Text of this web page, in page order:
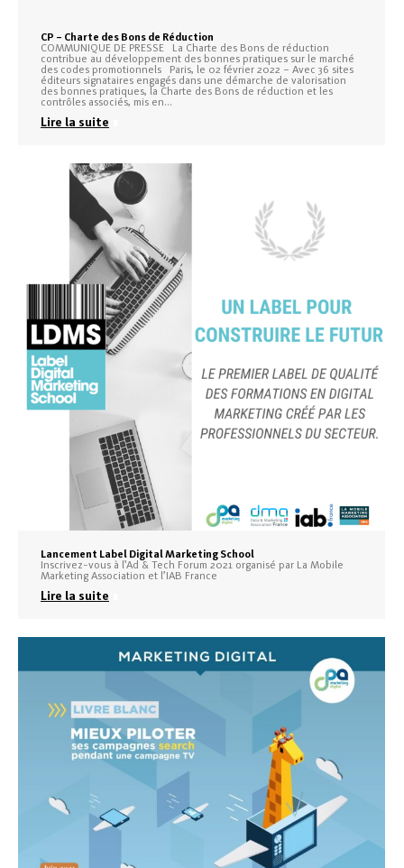
CP – Charte des Bons de Réduction
COMMUNIQUE DE PRESSE La Charte des Bons de réduction
contribue au développement des bonnes pratiques sur le marché
des codes promotionnels Paris, le 02 février 2022 – Avec 36 sites
éditeurs signataires engagés dans une démarche de valorisation
des bonnes pratiques, la Charte des Bons de réduction et les
contrôles associés, mis en…
Lire la suite
Lancement Label Digital Marketing School
Inscrivez-vous à l’Ad & Tech Forum 2021 organisé par La Mobile
Marketing Association et l’IAB France
Lire la suite